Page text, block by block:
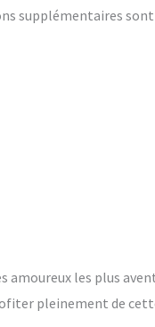
supplémentaires
amoureux les plus
pleinement de